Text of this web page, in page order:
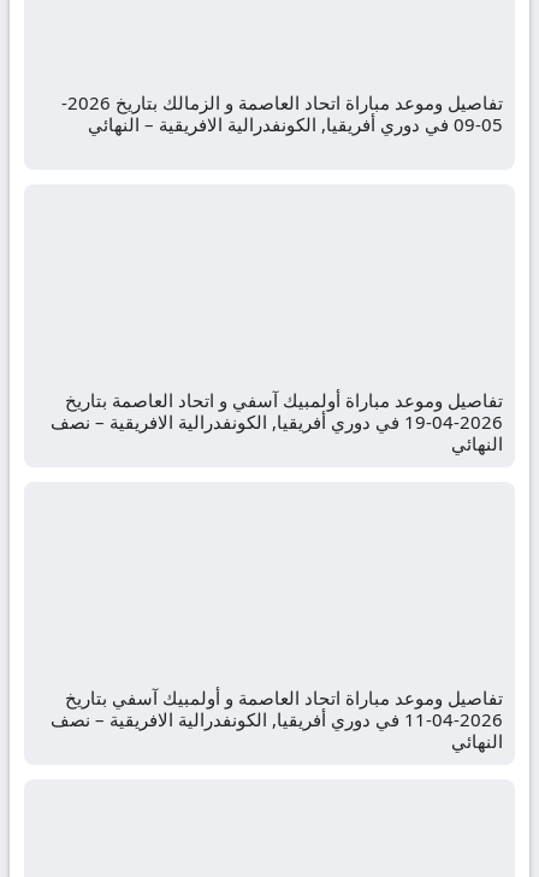
تفاصيل وموعد مباراة اتحاد العاصمة و الزمالك بتاريخ 2026-
05-09 في دوري أفريقيا, الكونفدرالية الافريقية – النهائي
تفاصيل وموعد مباراة أولمبيك آسفي و اتحاد العاصمة بتاريخ
2026-04-19 في دوري أفريقيا, الكونفدرالية الافريقية – نصف
النهائي
تفاصيل وموعد مباراة اتحاد العاصمة و أولمبيك آسفي بتاريخ
2026-04-11 في دوري أفريقيا, الكونفدرالية الافريقية – نصف
النهائي